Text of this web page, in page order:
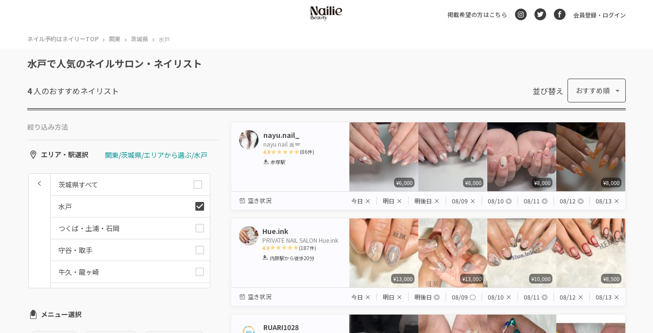
掲載希望の方はこちら 会員登録・ログイン
ネイル予約はネイリーTOP › 関東 › 茨城県 › 水戸
水戸で人気のネイルサロン・ネイリスト
4人のおすすめネイリスト 並び替え おすすめ順
絞り込み方法
エリア・駅選択 関東/茨城県/エリアから選ぶ/水戸
茨城県すべて
水戸
つくば・土浦・石岡
守谷・取手
牛久・龍ヶ崎
北茨城・日立・ひたちなか
メニュー選択
nayu.nail_
nayu nail 🎀🪽
4.8
1 2 3
(86件)
赤塚駅
¥6,000 ¥8,000 ¥8,000 ¥8,000
空き状況 今日 × 明日 × 明後日 × 08/09 × 08/10 ◎ 08/11 ◎ 08/12 ◎ 08/13 ×
Hue.ink
PRIVATE NAIL SALON Hue.ink
4.9
1 2 3 4 5
(187件)
内原駅から徒歩20分
¥13,000 ¥13,000 ¥10,000 ¥8,500
空き状況 今日 × 明日 × 明後日 ◎ 08/09 ◯ 08/10 × 08/11 ◎ 08/12 × 08/13 ×
RUARI1028